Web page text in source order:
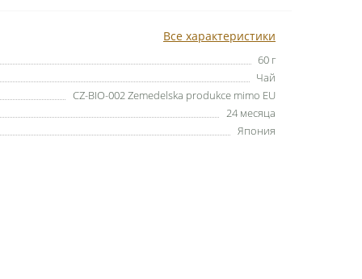
Все характеристики
60 г
Чай
CZ-BIO-002 Zemedelska produkce mimo EU
24 месяца
Япония